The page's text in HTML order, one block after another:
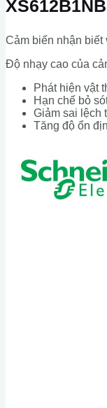
Cảm biến nhận biết
Độ nhạy cao của
Phát hiện vật
Hạn chế bỏ
Giảm sai lệch
Tăng độ ổn